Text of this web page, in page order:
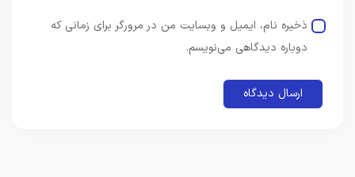
ذخیره نام، ایمیل و وبسایت من در مرورگر برای زمانی که
دوباره دیدگاهی می‌نویسم.